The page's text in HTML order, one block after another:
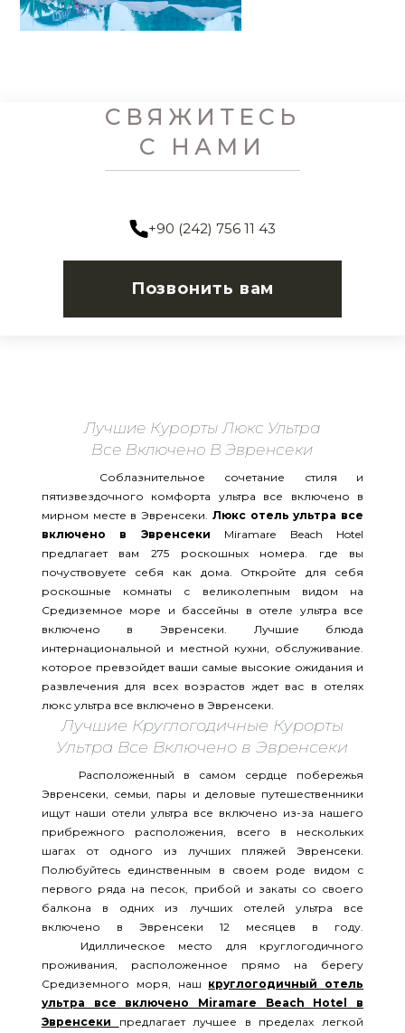
СВЯЖИТЕСЬ
С НАМИ
+90 (242) 756 11 43
Позвонить вам
Лучшие Курорты Люкс Ультра
Все Включено В Эвренсеки
Соблазнительное сочетание стиля и
пятизвездочного комфорта ультра все включено в
мирном месте в Эвренсеки. Люкс отель ультра все
включено в Эвренсеки Miramare Beach Hotel
предлагает вам 275 роскошных номера. где вы
почуствовуете себя как дома. Откройте для себя
роскошные комнаты с великолепным видом на
Средиземное море и бассейны в отеле ультра все
включено в Эвренсеки. Лучшие блюда
интернациональной и местной кухни, обслуживание.
которое превзойдет ваши самые высокие ожидания и
развлечения для всех возрастов ждет вас в отелях
люкс ультра все включено в Эвренсеки.
Лучшие Круглогодичные Курорты
Ультра Все Включено в Эвренсеки
Расположенный в самом сердце побережья
Эвренсеки, семьи, пары и деловые путешественники
ищут наши отели ультра все включено из-за нашего
прибрежного расположения, всего в нескольких
шагах от одного из лучших пляжей Эвренсеки.
Полюбуйтесь единственным в своем роде видом с
первого ряда на песок, прибой и закаты со своего
балкона в одних из лучших отелей ультра все
включено в Эвренсеки 12 месяцев в году.
Идиллическое место для круглогодичного
проживания, расположенное прямо на берегу
Средиземного моря, наш круглогодичный отель
ультра все включено Miramare Beach Hotel в
Эвренсеки предлагает лучшее в пределах легкой